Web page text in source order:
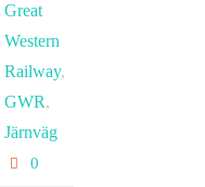
Great
Western
Railway,
GWR,
Järnväg
0